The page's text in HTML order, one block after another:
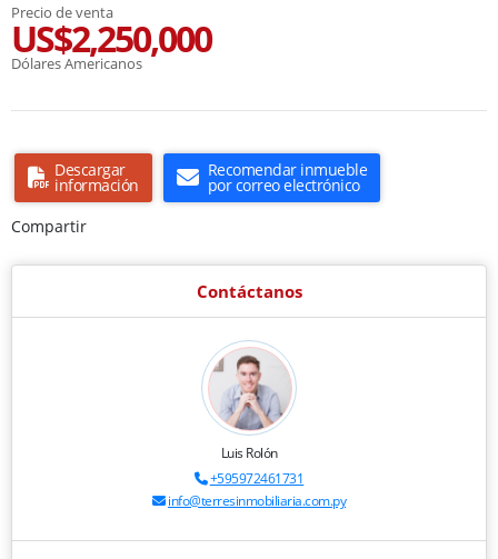
Precio de venta
US$2,250,000
Dólares Americanos
Descargar
información
Recomendar inmueble
por correo electrónico
Compartir
Contáctanos
Luis Rolón
+595972461731
info@terresinmobiliaria.com.py